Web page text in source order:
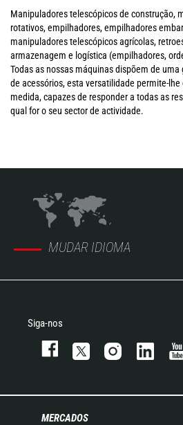
Manipuladores telescópicos de construção,
rotativos, empilhadores, empilhadores
manipuladores telescópicos agrícolas,
armazenagem e logística (empilhadores,
Todas as nossas máquinas dispõem de
de acessórios, esta versatilidade permite-
medida, capazes de responder a todas as
qual for o seu sector de actividade.
MUDAR IDIOMA
Siga-nos
MERCADOS